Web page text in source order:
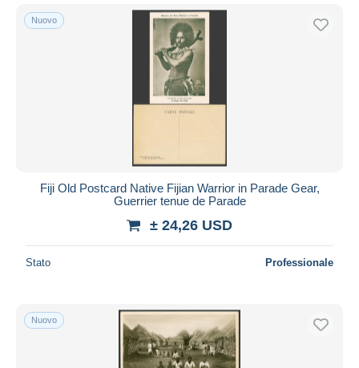
Nuovo
Fiji Old Postcard Native Fijian Warrior in Parade Gear,
Guerrier tenue de Parade
± 24,26 USD
Stato Professionale
Nuovo